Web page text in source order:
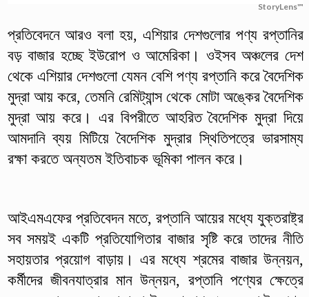
StoryLens™
প্রতিবেদনে আরও বলা হয়, এশিয়ার দেশগুলোর পণ্য রপ্তানির
বড় বাজার হচ্ছে ইউরোপ ও আমেরিকা। ওইসব অঞ্চলের দেশ
থেকে এশিয়ার দেশগুলো যেমন বেশি পণ্য রপ্তানি করে বৈদেশিক
মুদ্রা আয় করে, তেমনি রেমিট্যান্স থেকে মোটা অঙ্কের বৈদেশিক
মুদ্রা আয় করে। এর বিপরীতে আহরিত বৈদেশিক মুদ্রা দিয়ে
আমদানি ব্যয় মিটিয়ে বৈদেশিক মুদ্রার স্থিতিপত্রে ভারসাম্য
রক্ষা করতে অন্যতম ইতিবাচক ভূমিকা পালন করে।
আইএমএফের প্রতিবেদন মতে, রপ্তানি আয়ের মধ্যে যুক্তরাষ্ট্র
সব সময়ই একটি প্রতিযোগিতার বাজার সৃষ্টি করে তাদের নীতি
সহায়তার প্রয়োগ বাড়ায়। এর মধ্যে শ্রমের বাজার উন্নয়ন,
কর্মীদের জীবনযাত্রার মান উন্নয়ন, রপ্তানি পণ্যের ক্ষেত্রে